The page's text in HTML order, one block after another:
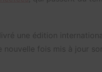
une édition
nouvelle fois mis à jour